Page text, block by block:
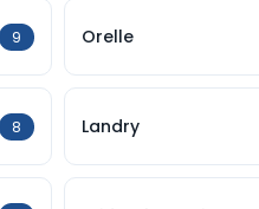
9 Orelle
8 Landry